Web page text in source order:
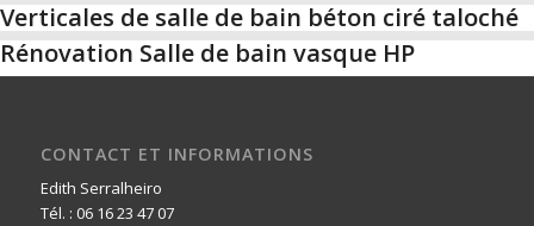
Verticales de salle de bain béton ciré taloché
Rénovation Salle de bain vasque HP
CONTACT ET INFORMATIONS
Edith Serralheiro
Tél. : 06 16 23 47 07